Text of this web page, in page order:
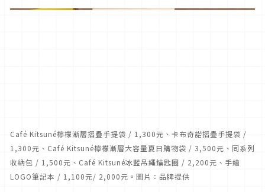
Café Kitsuné檸檬漸層摺疊手提袋 / 1,300元、卡布奇諾摺疊手提袋 /
1,300元、Café Kitsuné檸檬漸層大容量夏日購物袋 / 3,500元、同系列
收納包 / 1,500元、Café Kitsuné冰藍吊繩鑰匙圈 / 2,200元、手繪
LOGO筆記本 / 1,100元/ 2,000元。圖片：品牌提供